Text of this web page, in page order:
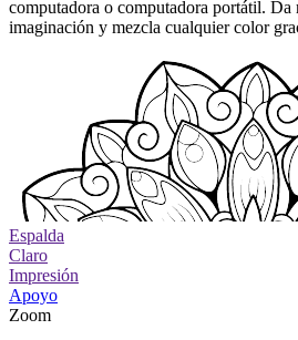
computadora o computadora portátil. Da
imaginación y mezcla cualquier color
Espalda
Claro
Impresión
Apoyo
Zoom